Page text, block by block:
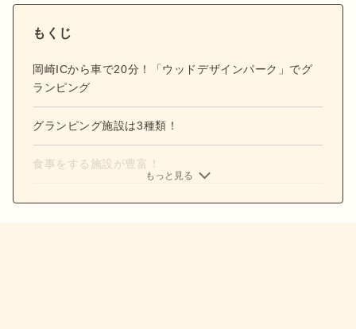
もくじ
岡崎ICから車で20分！「ウッドデザインパーク」でグ
ランピング
グランピング施設は3種類！
食事をする施設が豊富！
もっと見る